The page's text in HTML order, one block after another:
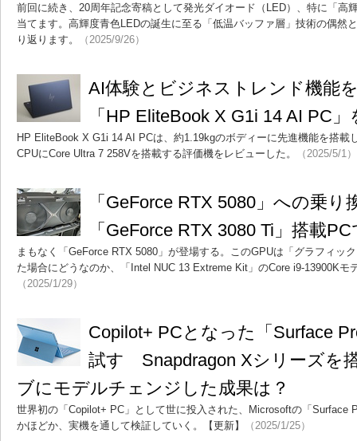
前回に続き、20周年記念寄稿として発光ダイオード（LED）、特に「高
当てます。高輝度青色LEDの誕生に至る「低温バッファ層」技術の偶然
り返ります。
（2025/9/26）
AI体験とビジネストレンド機能
「HP EliteBook X G1i 14 AI PC
HP EliteBook X G1i 14 AI PCは、約1.19kgのボディーに先進機能を搭載
CPUにCore Ultra 7 258Vを搭載する評価機をレビューした。
（2025/5/1）
「GeForce RTX 5080」への乗
「GeForce RTX 3080 Ti」搭載
まもなく「GeForce RTX 5080」が登場する。このGPUは「グラフィッ
た場合にどうなのか、「Intel NUC 13 Extreme Kit」のCore i9-13900Kモ
（2025/1/29）
Copilot+ PCとなった「Surface
試す Snapdragon Xシリーズを
ブにモデルチェンジした成果は？
世界初の「Copilot+ PC」として世に投入された、Microsoftの「Surface
かほどか、実機を通して検証していく。【更新】
（2025/1/25）